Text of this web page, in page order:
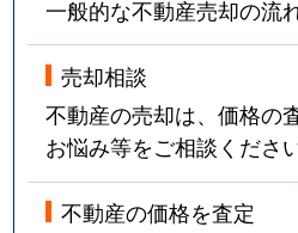
一般的な不動産売却の流
売却相談
不動産の売却は、価格の
お悩み等をご相談ください
不動産の価格を査定